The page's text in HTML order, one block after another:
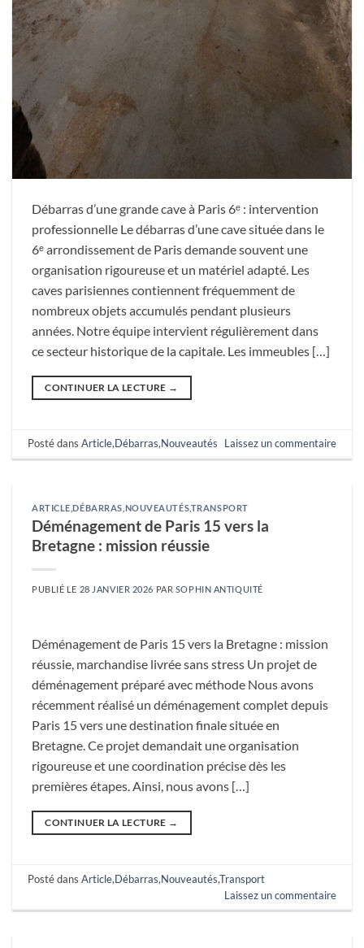
Débarras d’une grande cave à Paris 6ᵉ : intervention
professionnelle Le débarras d’une cave située dans le
6ᵉ arrondissement de Paris demande souvent une
organisation rigoureuse et un matériel adapté. Les
caves parisiennes contiennent fréquemment de
nombreux objets accumulés pendant plusieurs
années. Notre équipe intervient régulièrement dans
ce secteur historique de la capitale. Les immeubles […]
CONTINUER LA LECTURE →
Posté dansArticle,Débarras,Nouveautés Laissez un commentaire
ARTICLE ,DÉBARRAS NOUVEAUTÉSTRANSPORT
Déménagement de Paris 15 vers la
Bretagne : mission réussie
PUBLIÉ LE 28 JANVIER 2026 PAR SOPHIN ANTIQUITÉ
Déménagement de Paris 15 vers la Bretagne : mission
réussie, marchandise livrée sans stress Un projet de
déménagement préparé avec méthode Nous avons
récemment réalisé un déménagement complet depuis
Paris 15 vers une destination finale située en
Bretagne. Ce projet demandait une organisation
rigoureuse et une coordination précise dès les
premières étapes. Ainsi, nous avons […]
CONTINUER LA LECTURE →
Posté dansArticle,Débarras,Nouveautés,Transport
Laissez un commentaire